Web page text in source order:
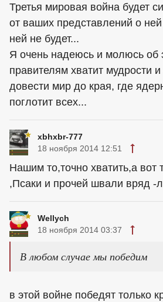
Третья мировая война будет
от ваших представлений о
ней не будет...
Я очень надеюсь и молюсь об
правителям хватит мудрости
довести мир до края, где
поглотит всех...
xbhxbr-777
18 ноября 2014 12:51
Нашим то,точно хватить,а вот
,Псаки и прочей швали вряд -
Wellych
18 ноября 2014 03:37
В любом случае мы победим
в этой войне победят только